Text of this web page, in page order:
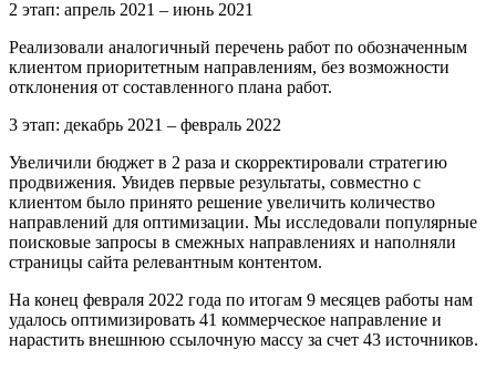
2 этап: апрель 2021 – июнь 2021
Реализовали аналогичный перечень работ по обозначенным
клиентом приоритетным направлениям, без возможности
отклонения от составленного плана работ.
3 этап: декабрь 2021 – февраль 2022
Увеличили бюджет в 2 раза и скорректировали стратегию
продвижения. Увидев первые результаты, совместно с
клиентом было принято решение увеличить количество
направлений для оптимизации. Мы исследовали популярные
поисковые запросы в смежных направлениях и наполняли
страницы сайта релевантным контентом.
На конец февраля 2022 года по итогам 9 месяцев работы нам
удалось оптимизировать 41 коммерческое направление и
нарастить внешнюю ссылочную массу за счет 43 источников.